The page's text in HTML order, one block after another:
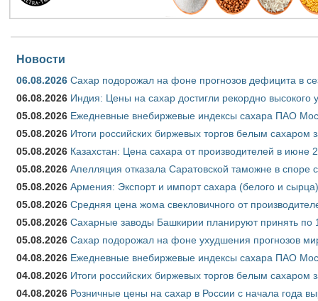
Новости
06.08.2026 Сахар подорожал на фоне прогнозов дефицита в
06.08.2026 Индия: Цены на сахар достигли рекордно высокого
05.08.2026 Ежедневные внебиржевые индексы сахара ПАО
05.08.2026 Итоги российских биржевых торгов белым сахаром
05.08.2026 Казахстан: Цена сахара от производителей в июне
05.08.2026 Апелляция отказала Саратовской таможне в
05.08.2026 Армения: Экспорт и импорт сахара (белого и
05.08.2026 Средняя цена жома свекловичного от
05.08.2026 Сахарные заводы Башкирии планируют принять по
05.08.2026 Сахар подорожал на фоне ухудшения прогнозов
04.08.2026 Ежедневные внебиржевые индексы сахара ПАО
04.08.2026 Итоги российских биржевых торгов белым сахаром
04.08.2026 Розничные цены на сахар в России с начала года